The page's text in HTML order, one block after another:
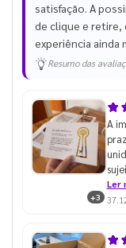
satisfação. A
de clique e retire,
experiência ainda
Resumo das
+3
A
até
Ler